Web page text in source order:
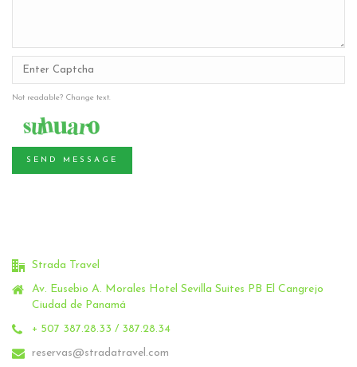
Not readable? Change text.
SEND MESSAGE
Strada Travel
Av. Eusebio A. Morales Hotel Sevilla Suites PB El Cangrejo
Ciudad de Panamá
+ 507 387.28.33 / 387.28.34
reservas@stradatravel.com